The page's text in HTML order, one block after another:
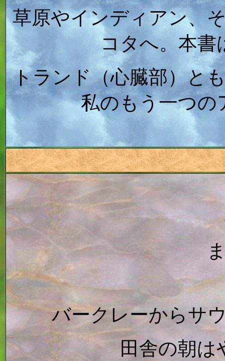
草原やインディアン、
コタへ。本書
トランド（心臓部）と
私のもう一つの
バークレーからサ
田舎の朝は